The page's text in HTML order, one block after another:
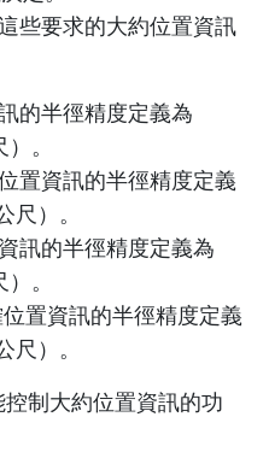
些要求的大約位置資訊
的半徑精度定義為
。
置資訊的半徑精度定義
）。
訊的半徑精度定義為
。
位置資訊的半徑精度定義
）。
制大約位置資訊的功